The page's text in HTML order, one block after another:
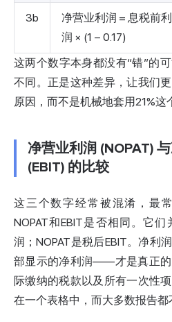
3b
净营业利润 = 息税前利
润 × (1 − 0.17)
这两个数字本身都没有“错”的
不同。正是这种差异，让我们
原因，而不是机械地套用21%这
净营业利润 (NOPAT)
(EBIT) 的比较
这三个数字经常被混淆，最
NOPAT和EBIT是否相同。它
润；NOPAT是税后EBIT。净
部显示的净利润——才是真正
际缴纳的税款以及所有一次性
在一个表格中，而大多数报告都